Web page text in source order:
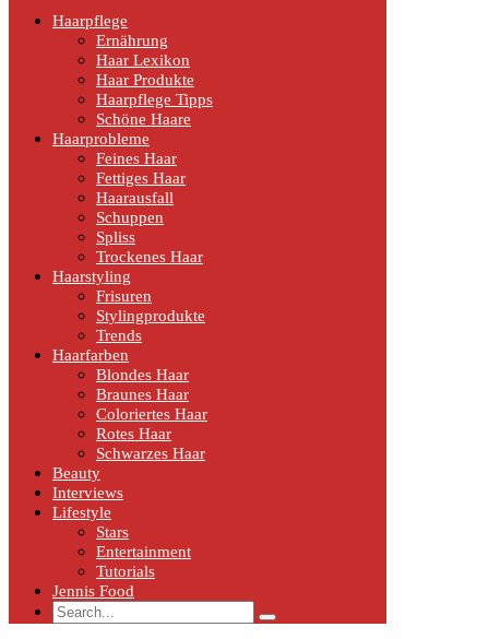
Haarpflege
Ernährung
Haar Lexikon
Haar Produkte
Haarpflege Tipps
Schöne Haare
Haarprobleme
Feines Haar
Fettiges Haar
Haarausfall
Schuppen
Spliss
Trockenes Haar
Haarstyling
Frisuren
Stylingprodukte
Trends
Haarfarben
Blondes Haar
Braunes Haar
Coloriertes Haar
Rotes Haar
Schwarzes Haar
Beauty
Interviews
Lifestyle
Stars
Entertainment
Tutorials
Jennis Food